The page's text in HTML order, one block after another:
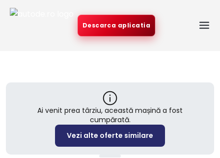
Descarca aplicatia
Ai venit prea târziu, această mașină a fost
cumpărată.
Vezi alte oferte similare